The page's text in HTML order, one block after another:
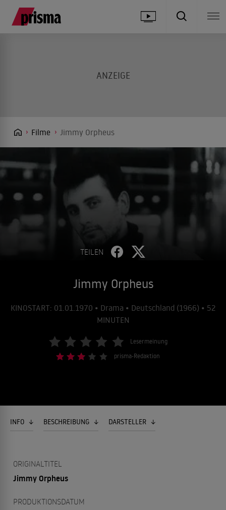
Filme Jimmy Orpheus
TEILEN
Jimmy Orpheus
KINOSTART: 01.01.1970 • Drama • Deutschland (1966) • 52
MINUTEN
Lesermeinung
prisma-Redaktion
INFO BESCHREIBUNG DARSTELLER
ORIGINALTITEL
Jimmy Orpheus
PRODUKTIONSDATUM